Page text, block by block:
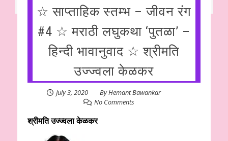
☆ साप्ताहिक स्तम्भ – जीवन रंग
#4 ☆ मराठी लघुकथा ‘पुतळा’ –
हिन्दी भावानुवाद ☆ श्रीमति
उज्ज्वला केळकर
July 3, 2020 ByHemant Bawankar
No Comments
श्रीमति उज्ज्वला केळकर